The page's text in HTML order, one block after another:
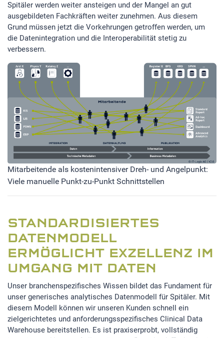
Spitäler werden weiter ansteigen und der Mangel an gut
ausgebildeten Fachkräften weiter zunehmen. Aus diesem
Grund müssen jetzt die Vorkehrungen getroffen werden, um
die Datenintegration und die Interoperabilität stetig zu
verbessern.
Mitarbeitende als kostenintensiver Dreh- und Angelpunkt:
Viele manuelle Punkt-zu-Punkt Schnittstellen
STANDARDISIERTES
DATENMODELL
ERMÖGLICHT EXZELLENZ IM
UMGANG MIT DATEN
Unser branchenspezifisches Wissen bildet das Fundament für
unser generisches analytisches Datenmodell für Spitäler. Mit
diesem Modell können wir unseren Kunden schnell ein
zielgerichtetes und anforderungsspezifisches Clinical Data
Warehouse bereitstellen. Es ist praxiserprobt, vollständig
MARKETING
SalesViewer
EXTERNE MEDIEN
Um Inhalte von Videoplattformen und Social Media
Plattformen anzeigen zu können, werden von diesen
externen Medien Cookies gesetzt.
YouTube